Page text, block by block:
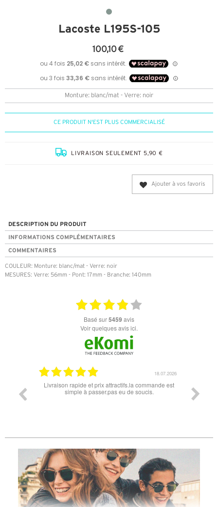
Lacoste L195S-105
100,10 €
Monture: blanc/mat - Verre: noir
CE PRODUIT N'EST PLUS COMMERCIALISÉ
LIVRAISON SEULEMENT 5,90 €
Ajouter à vos favoris
DESCRIPTION DU PRODUIT
INFORMATIONS COMPLÉMENTAIRES
COMMENTAIRES
COULEUR: Monture: blanc/mat - Verre: noir
MESURES: Verre: 56mm - Pont: 17mm - Branche: 140mm
basé sur5459 avis
Voir quelques avis ici.
18.07.2026
commande est
eu de soucis.
Super lunette merci pour les lunettes pour